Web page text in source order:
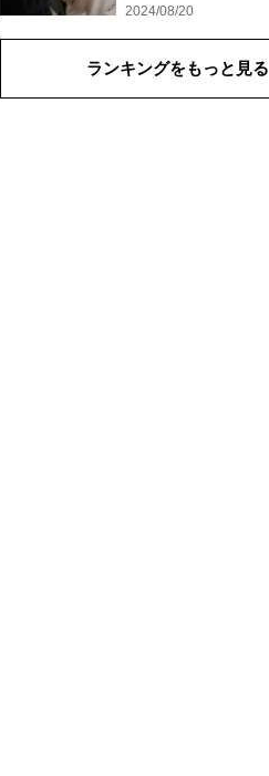
2024/08/20
ランキングをもっと見る